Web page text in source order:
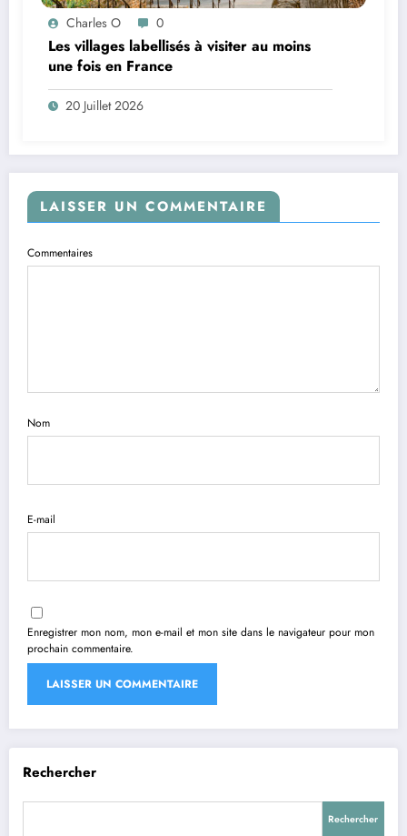
Charles O 0
Les villages labellisés à visiter au moins
une fois en France
20 Juillet 2026
LAISSER UN COMMENTAIRE
Commentaires
Nom
E-mail
Enregistrer mon nom, mon e-mail et mon site dans le navigateur pour mon
prochain commentaire.
Rechercher
Rechercher